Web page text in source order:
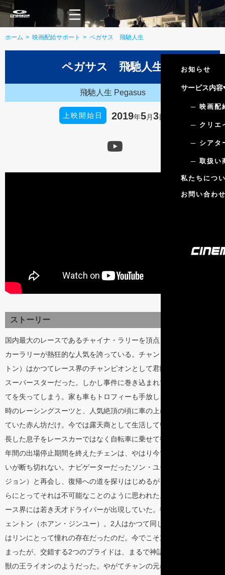
お知らせ
サービス内容
─ 映画配
─ クリエ
─ シアタ
─ 取扱い
私たちにつ
お問い合わ
ホーム 映画配給サポート ペガサス 飛馳人生
ペガサス 飛馳人生
飛馳人生 Pegasus
上映開始日 2019年5月3日

ストーリー
国内最大のレースであるチャイナ・ラリーを頂点として、中国では
カーラリーが熱狂的な人気を誇っている。チャン・チー（シェン・
トン）はかつてレース界のチャンピオンとして君臨。誰もが憧れる
スーパースターだった。しかし事件に巻き込まれて逮捕され、すべ
てを失ってしまう。家も車もトロフィーも手放し、残されたのは当
時のレーシングスーツと、人気絶頂の頃に車の上に置き去りにされ
ていた赤ん坊だけ。今では露天商として生活しているチャンは、成
長した息子をレースカーではなく自転車に乗せて街を走っていた。5
年間の出場停止期間を終えたチェンは、やはり今でもレースへの思
いが断ち切れない。ナビゲーターだったソン・ユーチャン（イン・
ジョン）と再会し、復帰への道を探りはじめるが、金も車もない彼
らにとってそれは不可能なことのように思われた。チャン不在のレ
ース界には若き天才ドライバーが出現していた。彼の名はリン・ジ
ェントン（ホアン・ジンユー）。2人はかつて同じチームで、チェン
はリンにとって憧れの存在だったのだ。今でこそ立場は変わってし
まったが、交錯する2つのプライドは、まるで神話の馬ペガサスと百
獣の王ライオンのようだった。やがてチャンの元に、メカニックだ